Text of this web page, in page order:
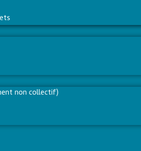
non collectif)